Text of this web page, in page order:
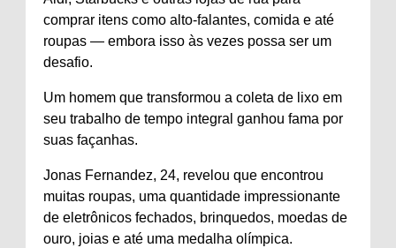
comprar itens como alto-falantes, comida e até
roupas — embora isso às vezes possa ser um
desafio.
Um homem que transformou a coleta de lixo em
seu trabalho de tempo integral ganhou fama por
suas façanhas.
Jonas Fernandez, 24, revelou que encontrou
muitas roupas, uma quantidade impressionante
de eletrônicos fechados, brinquedos, moedas de
ouro, joias e até uma medalha olímpica.